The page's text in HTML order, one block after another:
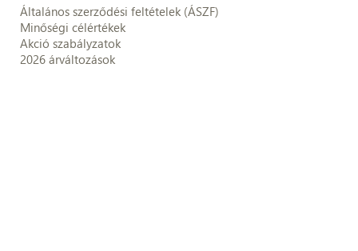
Általános szerződési feltételek (ÁSZF)
Minőségi célértékek
Akció szabályzatok
2026 árváltozások